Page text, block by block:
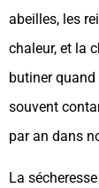
abeilles, les
chaleur, et la
butiner quand
souvent
par an dans
La